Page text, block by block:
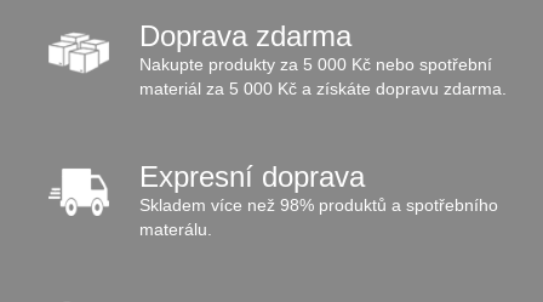
Doprava zdarma
Nakupte produkty za 5 000 Kč nebo spotřební
materiál za 5 000 Kč a získáte dopravu zdarma.
Expresní doprava
Skladem více než 98% produktů a spotřebního
materálu.